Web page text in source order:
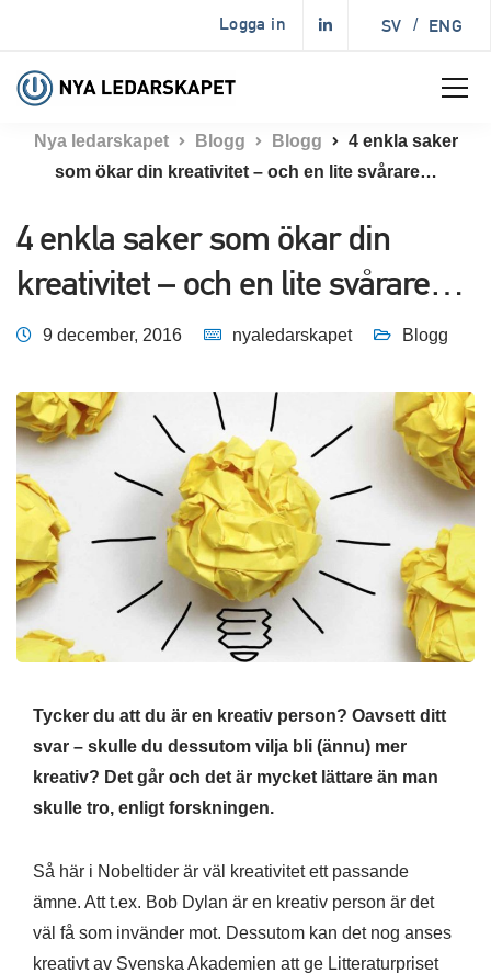
Logga in SV / ENG
Nya ledarskapet Blogg Blogg
4 enkla saker
som ökar din kreativitet – och en lite svårare…
4 enkla saker som ökar din
kreativitet – och en lite svårare…
9 december, 2016 nyaledarskapet Blogg
Tycker du att du är en kreativ person? Oavsett ditt
svar – skulle du dessutom vilja bli (ännu) mer
kreativ? Det går och det är mycket lättare än man
skulle tro, enligt forskningen.
Så här i Nobeltider är väl kreativitet ett passande
ämne. Att t.ex. Bob Dylan är en kreativ person är det
väl få som invänder mot. Dessutom kan det nog anses
kreativt av Svenska Akademien att ge Litteraturpriset